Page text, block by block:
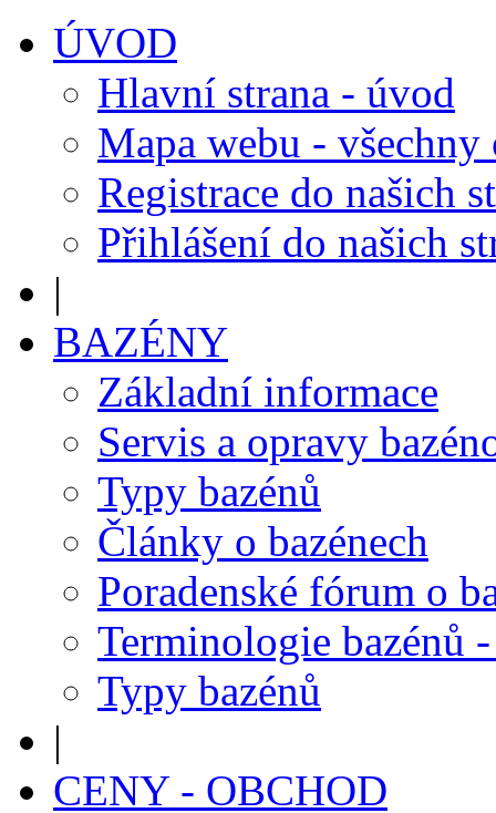
ÚVOD
Hlavní strana - úvod
Mapa webu - všechny
Registrace do našich
Přihlášení do našich
|
BAZÉNY
Základní informace
Servis a opravy
Typy bazénů
Články o bazénech
Poradenské fórum o
Terminologie bazénů
Typy bazénů
|
CENY - OBCHOD